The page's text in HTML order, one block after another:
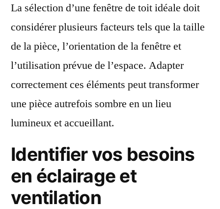
La sélection d’une fenêtre de toit idéale doit
considérer plusieurs facteurs tels que la taille
de la pièce, l’orientation de la fenêtre et
l’utilisation prévue de l’espace. Adapter
correctement ces éléments peut transformer
une pièce autrefois sombre en un lieu
lumineux et accueillant.
Identifier vos besoins
en éclairage et
ventilation